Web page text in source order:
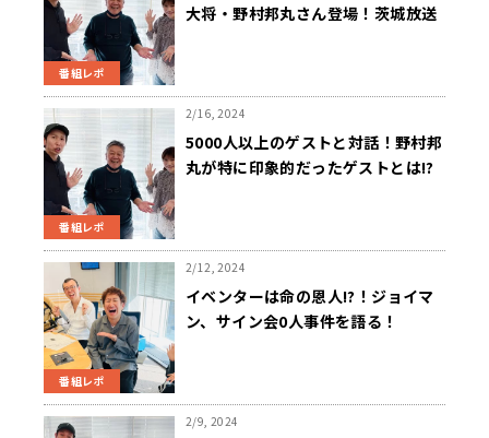
番組レポ
大将・野村邦丸さん登場！茨城放送
番組レポ
2/16, 2024
5000人以上のゲストと対話！野村邦
丸が特に印象的だったゲストとは!?
番組レポ
2/12, 2024
イベンターは命の恩人!?！ジョイマ
ン、サイン会0人事件を語る！
2/9, 2024